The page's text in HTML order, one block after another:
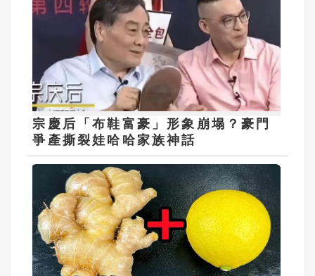
宗慶后「布鞋富豪」形象崩塌？豪門
爭產撕裂娃哈哈家族神話